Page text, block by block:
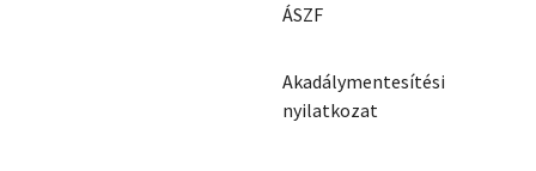
ÁSZF
Akadálymentesítési
nyilatkozat